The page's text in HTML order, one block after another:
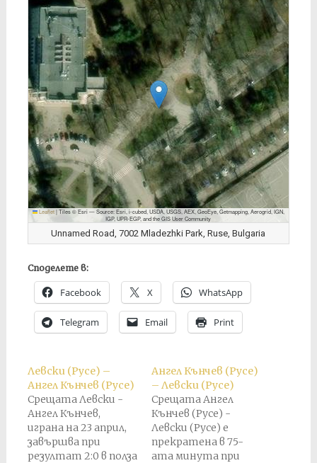
Leaflet |Tiles © Esri — Source: Esri, i-cubed, USDA, USGS, AEX, GeoEye, Getmapping, Aerogrid, IGN,
IGP, UPR-EGP, and the GIS User Community
Unnamed Road, 7002 Mladezhki Park, Ruse, Bulgaria
Споделете в:
Facebook X WhatsApp
Telegram Email Print
Левски (Русе) –
Ангел Кънчев (Русе)
Срещата Левски -
Ангел Кънчев,
играна на 23 април,
завършва при
резултат 2:0 в полза
Ангел Кънчев (Русе)
– Левски (Русе)
Срещата Ангел
Кънчев (Русе) -
Левски (Русе) е
прекратена в 75-
ата минута при